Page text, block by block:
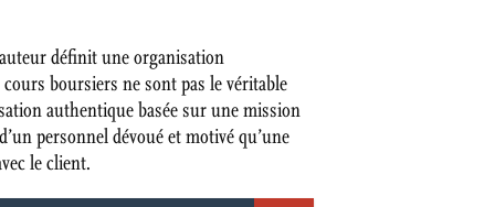
définit une organisation
boursiers ne sont pas le véritable
authentique basée sur une mission
personnel dévoué et motivé qu’une
le client.